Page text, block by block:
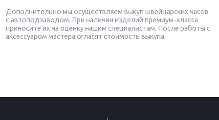
Дополнительно мы осуществляем выкуп швейцарских часов
с автоподзаводом. При наличии изделий премиум-класса
приносите их на оценку нашим специалистам. После работы с
аксессуаром мастера огласят стоимость выкупа.